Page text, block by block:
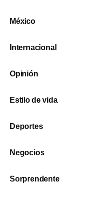
México
Internacional
Opinión
Estilo de vida
Deportes
Negocios
Sorprendente